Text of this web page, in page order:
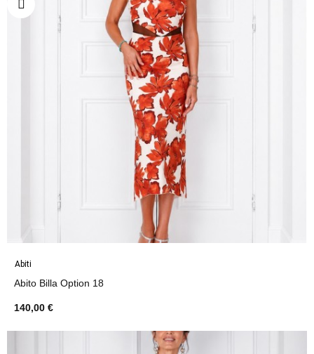
Abiti
Abito Billa Option 18
140,00 €